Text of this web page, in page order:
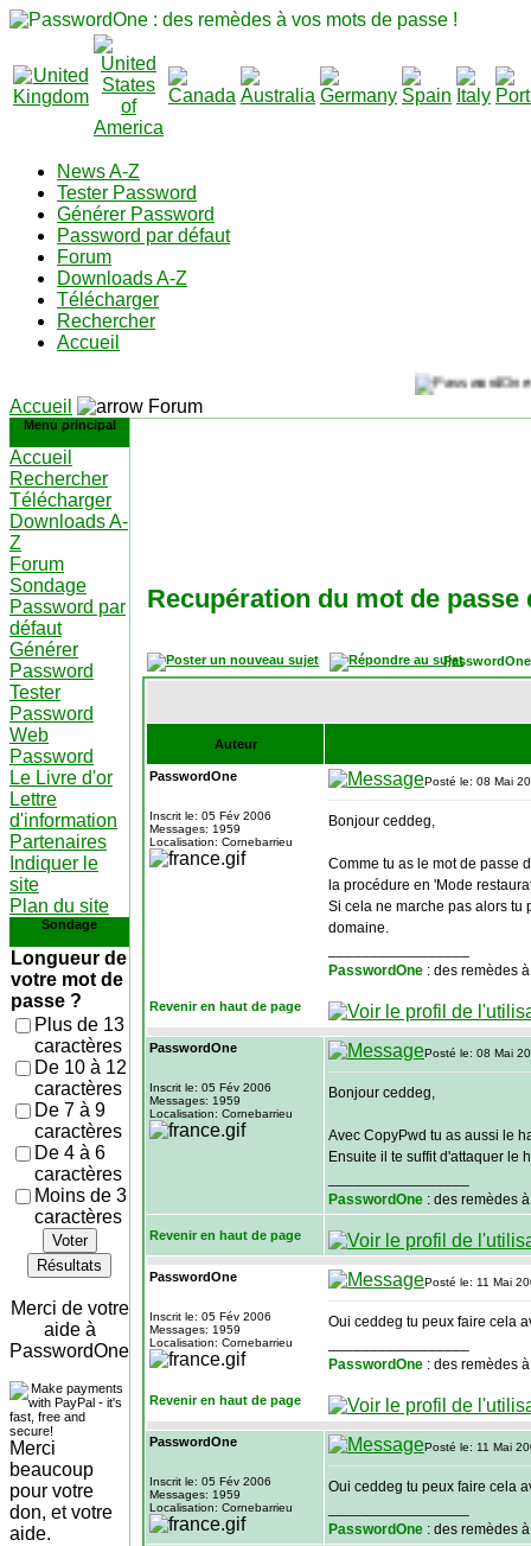
News A-Z
Tester Password
Générer Password
Password par défaut
Forum
Downloads A-Z
Télécharger
Rechercher
Accueil
Accueil Forum
Menu principal
Accueil
Rechercher
Télécharger
Downloads A-
Z
Forum
Sondage
Password par
défaut
Générer
Password
Tester
Password
Web
Password
Le Livre d'or
Lettre
d'information
Partenaires
Indiquer le
site
Plan du site
Sondage
Longueur de
votre mot de
passe ?
Plus de 13
caractères
De 10 à 12
caractères
De 7 à 9
caractères
De 4 à 6
caractères
Moins de 3
caractères
Voter
Résultats
Merci de votre
aide à
PasswordOne
Merci
beaucoup
pour votre
don, et votre
aide.
Recupération du mot de
Auteur
PasswordOne
Inscrit le: 05 Fév 2006
Messages: 1959
Localisation: Cornebarrieu
Posté le: 08 Mai
Bonjour ceddeg,
Comme tu as le mot de passe
la procédure en 'Mode
Si cela ne marche pas alors tu
domaine.
PasswordOne : des remèdes
Revenir en haut de page
PasswordOne
Inscrit le: 05 Fév 2006
Messages: 1959
Localisation: Cornebarrieu
Posté le: 08 Mai
Bonjour ceddeg,
Avec CopyPwd tu as aussi le
Ensuite il te suffit d'attaquer le
PasswordOne : des remèdes
Revenir en haut de page
PasswordOne
Inscrit le: 05 Fév 2006
Messages: 1959
Localisation: Cornebarrieu
Posté le: 11 Mai
Oui ceddeg tu peux faire cela
PasswordOne : des remèdes
Revenir en haut de page
PasswordOne
Inscrit le: 05 Fév 2006
Messages: 1959
Localisation: Cornebarrieu
Posté le: 11 Mai
Oui ceddeg tu peux faire cela
PasswordOne : des remèdes